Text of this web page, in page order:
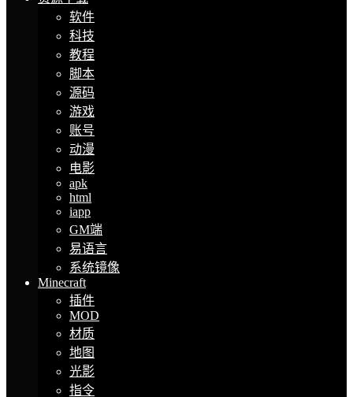
软件
科技
教程
脚本
源码
游戏
账号
动漫
电影
apk
html
iapp
GM端
易语言
系统镜像
Minecraft
插件
MOD
材质
地图
光影
指令